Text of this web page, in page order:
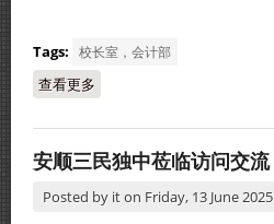
Tags: 校长室，会计部
查看更多
安顺三民独中莅临访问交流
Posted by iton Friday, 13 June 2025